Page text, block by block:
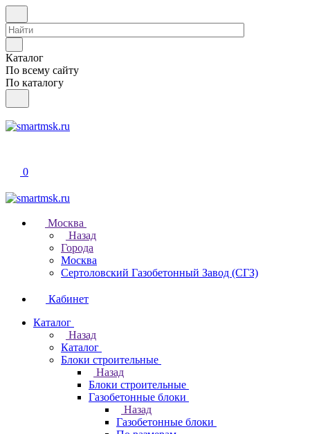
Каталог
По всему сайту
По каталогу
0
Москва
Назад
Города
Москва
Сертоловский Газобетонный Завод (СГЗ)
Кабинет
Каталог
Назад
Каталог
Блоки строительные
Назад
Блоки строительные
Газобетонные блоки
Назад
Газобетонные блоки